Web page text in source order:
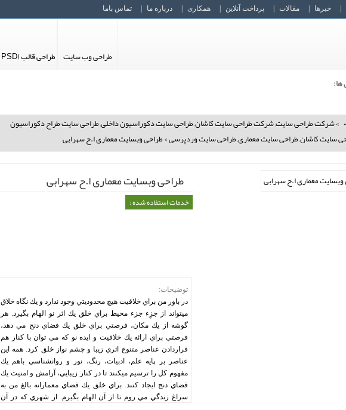
خبرها مقالات پرداخت آنلاین همکاری درباره ما تماس باما
طراحی وب سایت طراحی قالب (PSD)
ها:
>شرکت طراحی سایت,شرکت طراحی سایت کاشان,طراحی سایت دکوراسیون داخلی,طراحی سایت طراح دکوراسیون
سایت کاشان,طراحی سایت معماری,طراحی سایت وردپرسی>طراحی وبسایت معماری ا.ح سهرابی
طراحی وبسایت معماری ا.ح سهرابی
خدمات استفاده شده :
توضیحات:
در باور من براي خلاقيت هيچ محدوديتي وجود ندارد و يك نگاه خلاق
ميتواند از جزِء جزء محيط براي خلق يك اثر نو الهام بگيرد. هر
گوشه از يك مكان، فرصتي براي خلق يك فضاي دنج مي دهد،
فرصتي براي ارائه يك خلاقيت و ايده نو كه مي توان با كنار هم
قراردادن عناصر متنوع اثري زيبا و چشم نواز خلق كرد. همه اين
عناصر بر پايه علم، ادبيات، رنگ، نور و روانشناسي باهم يك
مفهوم كل را ترسيم ميكنند تا در كنار زيبايي، آرامش و امنيت يك
فضاي دنج ايجاد كنند. براي خلق يك فضاي معمارانه بالغ من به
سراغ زندگي مي روم تا از آن الهام بگيرم. از شهري كه در آن